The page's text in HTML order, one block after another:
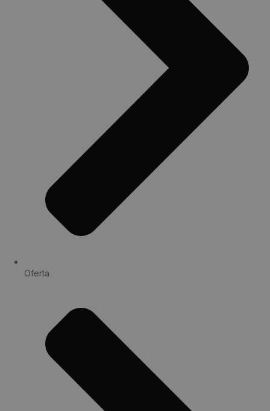
Oferta